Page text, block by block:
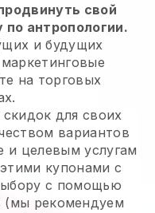
свой
по антропологии.
и будущих
на торговых
для своих
вариантов
и целевым услугам
купонами с
с помощью
(мы рекомендуем